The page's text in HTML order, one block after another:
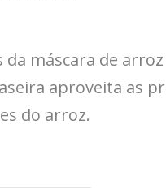
da máscara de
aproveita as
do arroz.